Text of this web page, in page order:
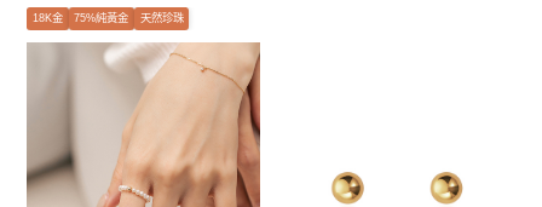
18K金 75%純黃金 天然珍珠